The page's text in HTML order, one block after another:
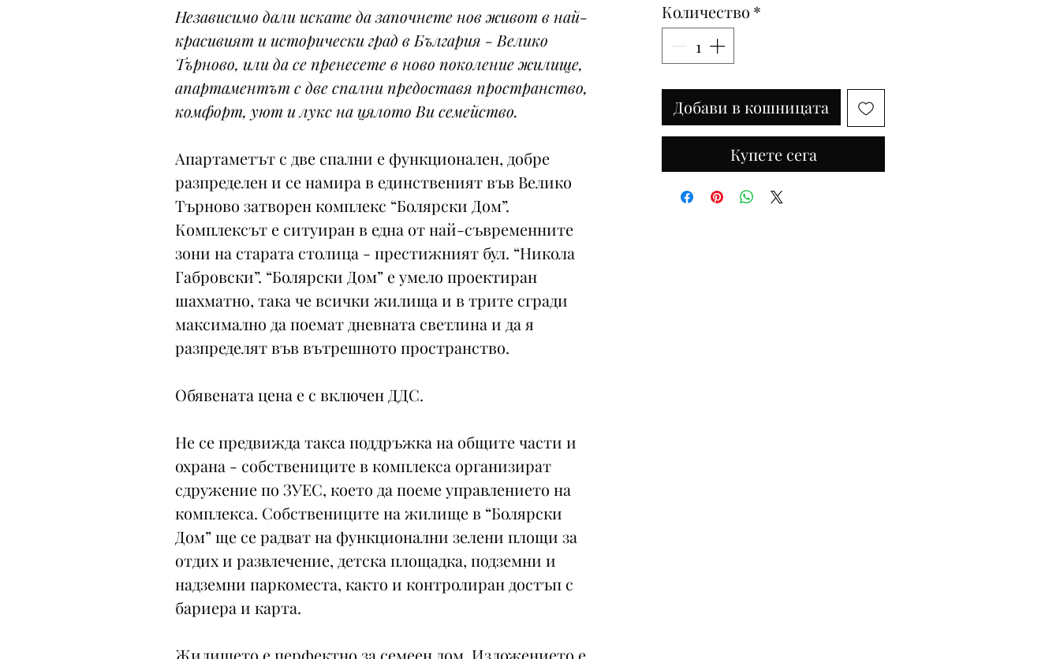
Независимо дали искате да започнете нов живот в най-
красивият и исторически град в България - Велико
Търново, или да се пренесете в ново поколение жилище,
апартаментът с две спални предоставя пространство,
комфорт, уют и лукс на цялото Ви семейство.
Апартаметът с две спални е функционален, добре
разпределен и се намира в единственият във Велико
Търново затворен комплекс “Болярски Дом”.
Комплексът е ситуиран в една от най-съвременните
зони на старата столица - престижният бул. “Никола
Габровски”. “Болярски Дом” е умело проектиран
шахматно, така че всички жилища и в трите сгради
максимално да поемат дневната светлина и да я
разпределят във вътрешното пространство.
Обявената цена е с включен ДДС.
Не се предвижда такса поддръжка на общите части и
охрана - собствениците в комплекса организират
сдружение по ЗУЕС, което да поеме управлението на
комплекса. Собствениците на жилище в “Болярски
Дом” ще се радват на функционални зелени площи за
отдих и развлечение, детска площадка, подземни и
надземни паркоместа, както и контролиран достъп с
бариера и карта.
Жилището е перфектно за семеен дом. Изложението е
Количество *
Добави в кошницата
Купете сега